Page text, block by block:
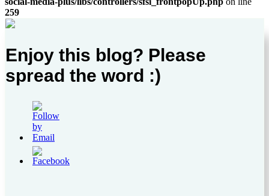
259
Enjoy this blog? Please
spread the word :)